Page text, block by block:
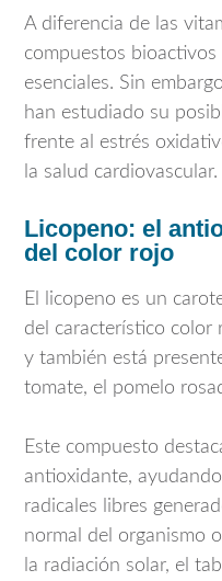
A diferencia de las
compuestos
esenciales. Sin
han estudiado su
frente al estrés
la salud cardiovascular.
Licopeno: el
del color rojo
El licopeno es un
del característico color
y también está
tomate, el pomelo
Este compuesto
antioxidante,
radicales libres
normal del organismo
la radiación solar, el